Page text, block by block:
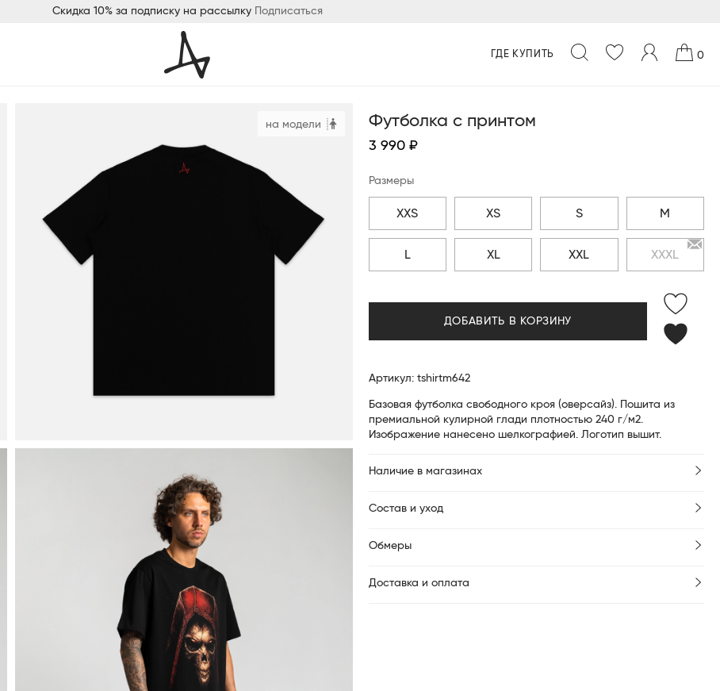
Скидка 10% за подписку на рассылку Подписаться
ГДЕ КУПИТЬ 0
на модели Футболка с принтом
3 990 ₽
Размеры
XXS XS S M
L XL XXL XXXL
ДОБАВИТЬ В КОРЗИНУ
Артикул: tshirtm642
Базовая футболка свободного кроя (оверсайз). Пошита из
премиальной кулирной глади плотностью 240 г/м2.
Изображение нанесено шелкографией. Логотип вышит.
Наличие в магазинах
Состав и уход
Обмеры
Доставка и оплата